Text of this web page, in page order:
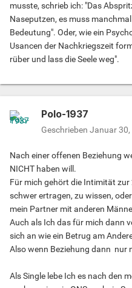
musste, schrieb ich: "Das
Naseputzen, es muss
Bedeutung". Oder, wie ein
Usancen der Nachkriegszeit
rüber und lass die Seele weg".
Polo-1937
Geschrieben Januar 30,
Nach einer offenen Beziehung
NICHT haben will.
Für mich gehört die Intimität
schwer ertragen, zu wissen,
mein Partner mit anderen
Auch als Ich das für mich dann
sich an wie ein Betrug am
Also wenn Beziehung dann nur
Als Single lebe Ich es nach den